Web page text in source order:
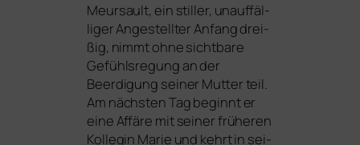
Meursault, ein stil­ler, unauf­fäl­
li­ger Angestellter Anfang drei­
ßig, nimmt ohne sicht­ba­re
Gefühlsregung an der
Beerdigung sei­ner Mutter teil.
Am nächs­ten Tag beginnt er
eine Affäre mit sei­ner frü­he­ren
Kollegin Marie und kehrt in sei­